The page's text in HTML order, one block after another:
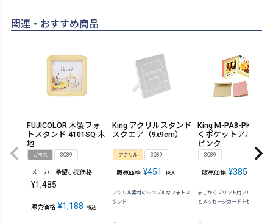
関連・おすすめ商品
FUJICOLOR 木製フォ
トスタンド 4101SQ 木
地
ガラス SQ89
メーカー希望小売価格
¥1,485
販売価格 ¥1,188 税込
King アクリルスタンド
スクエア（9x9cm）
アクリル SQ89
販売価格 ¥451 税込
アクリル素材のシンプルなフォトス
タンド
King M-PA8-PK まし
くポケットアルバム
ピンク
SQ89
販売価格 ¥385
ましかくプリント用アルバムに封
とメッセージカードをセットに